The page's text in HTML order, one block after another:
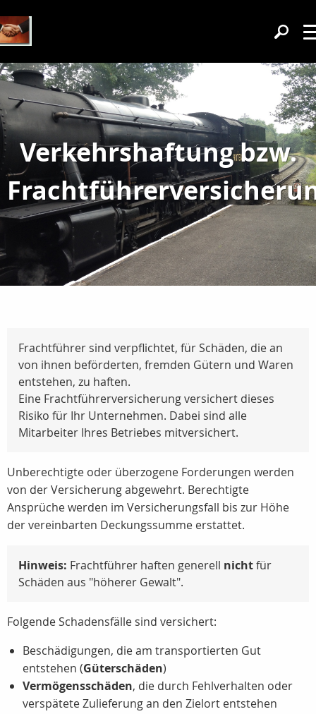
Verkehrshaftung bzw.
Frachtführer sind verpflichtet, für Schäden, die an
von ihnen beförderten, fremden Gütern und Waren
entstehen, zu haften.
Eine Frachtführerversicherung versichert dieses
Risiko für Ihr Unternehmen. Dabei sind alle
Mitarbeiter Ihres Betriebes mitversichert.
Unberechtigte oder überzogene Forderungen werden
von der Versicherung abgewehrt. Berechtigte
Ansprüche werden im Versicherungsfall bis zur Höhe
der vereinbarten Deckungssumme erstattet.
Hinweis: Frachtführer haften generell nichtfür
Schäden aus "höherer Gewalt".
Folgende Schadensfälle sind versichert:
Beschädigungen, die am transportierten Gut
entstehen (Güterschäden)
Vermögensschäden, die durch Fehlverhalten oder
verspätete Zulieferung an den Zielort entstehen